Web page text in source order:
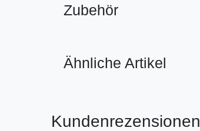
Zubehör
Ähnliche Artikel
Kundenrezensionen